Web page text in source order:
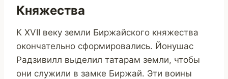
Княжества
К XVII веку земли Биржайского княжества
окончательно сформировались. Йонушас
Радзивилл выделил татарам земли, чтобы
они служили в замке Биржай. Эти воины